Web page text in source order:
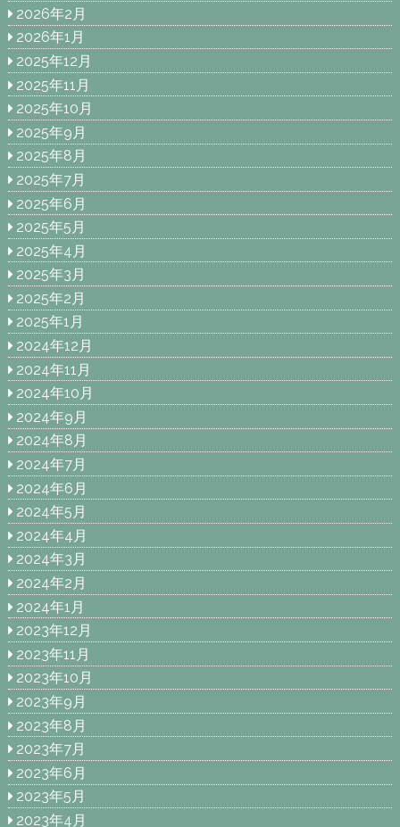
2026年2月
2026年1月
2025年12月
2025年11月
2025年10月
2025年9月
2025年8月
2025年7月
2025年6月
2025年5月
2025年4月
2025年3月
2025年2月
2025年1月
2024年12月
2024年11月
2024年10月
2024年9月
2024年8月
2024年7月
2024年6月
2024年5月
2024年4月
2024年3月
2024年2月
2024年1月
2023年12月
2023年11月
2023年10月
2023年9月
2023年8月
2023年7月
2023年6月
2023年5月
2023年4月